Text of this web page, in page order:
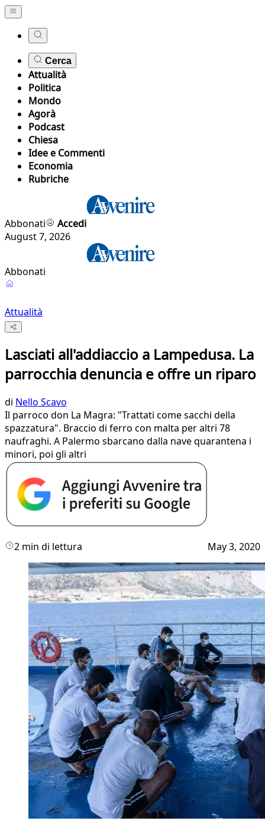
Cerca
Attualità
Politica
Mondo
Agorà
Podcast
Chiesa
Idee e Commenti
Economia
Rubriche
Abbonati
Accedi
August 7, 2026
Abbonati
Attualità
Lasciati all'addiaccio a Lampedusa. La
parrocchia denuncia e offre un riparo
di Nello Scavo
Il parroco don La Magra: "Trattati come sacchi della
spazzatura". Braccio di ferro con malta per altri 78
naufraghi. A Palermo sbarcano dalla nave quarantena i
minori, poi gli altri
2 min di lettura May 3, 2020